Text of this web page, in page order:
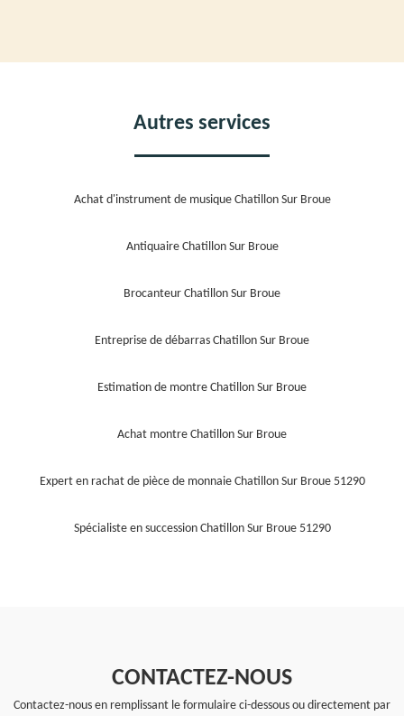
Autres services
Achat d'instrument de musique Chatillon Sur Broue
Antiquaire Chatillon Sur Broue
Brocanteur Chatillon Sur Broue
Entreprise de débarras Chatillon Sur Broue
Estimation de montre Chatillon Sur Broue
Achat montre Chatillon Sur Broue
Expert en rachat de pièce de monnaie Chatillon Sur Broue 51290
Spécialiste en succession Chatillon Sur Broue 51290
CONTACTEZ-NOUS
Contactez-nous en remplissant le formulaire ci-dessous ou directement par